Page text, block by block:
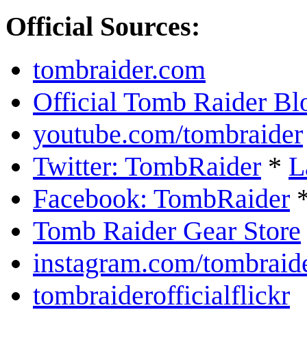
Official Sources:
tombraider.com
Official Tomb Raider
youtube.com/tombraider
Twitter: TombRaider *
Facebook: TombRaider
Tomb Raider Gear Store
instagram.com/
tombraiderofficialflickr